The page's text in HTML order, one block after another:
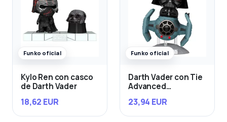
Funko oficial
Kylo Ren con casco
de Darth Vader
18,62 EUR
Funko oficial
Darth Vader con Tie
Advanced
23,94 EUR